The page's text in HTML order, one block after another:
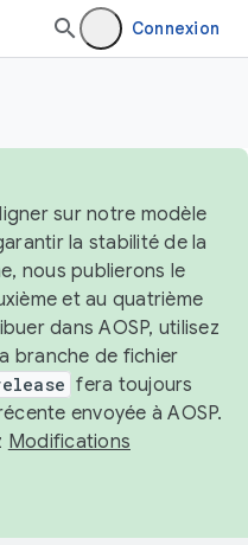
Connexion
sur notre modèle
la stabilité de la
nous publierons le
et au quatrième
dans AOSP, utilisez
branche de fichier
fera toujours
envoyée à AOSP.
Modifications